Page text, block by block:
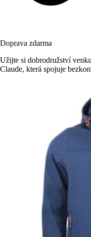
Doprava zdarma
Užijte si dobrodružství
Claude, která spojuje